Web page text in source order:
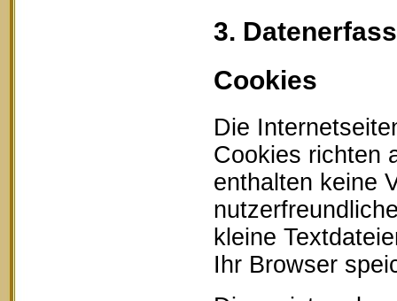
3.
Cookies
Die
Cookies richten
enthalten keine
kleine
Ihr Browser